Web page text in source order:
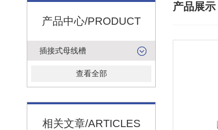
产品中心/PRODUCT
插接式母线槽
查看全部
相关文章/ARTICLES
产品展示